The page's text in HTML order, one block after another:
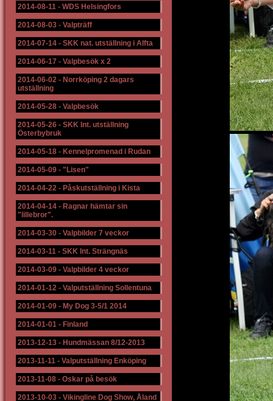
2014-08-11 - WDS Helsingfors
2014-08-03 - Valpträff
2014-07-14 - SKK nat. utställning i Alfta
2014-06-17 - Valpbesök x 2
2014-06-02 - Norrköping 2 dagars
utställning
2014-05-28 - Valpbesök
2014-05-26 - SKK Int. utställning
Österbybruk
2014-05-18 - Kennelpromenad i Rudan
2014-05-09 - "Lisen"
2014-04-22 - Påskutställning i Kista
2014-04-14 - Ragnar hämtar sin
"lillebror".
2014-03-30 - Valpbilder 7 veckor
2014-03-11 - SKK Int. Strängnäs
2014-03-09 - Valpbilder 4 veckor
2014-01-12 - Valputställning Sollentuna
2014-01-09 - My Dog 3-5/1 2014
2014-01-01 - Finland
2013-12-13 - Hundmässan 8/12-2013
2013-11-11 - Valputställning Enköping
2013-11-08 - Oskar på besök
2013-10-03 - Vikingline Dog Show, Åland